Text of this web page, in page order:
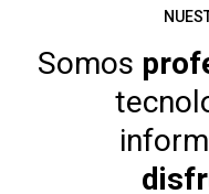
Somos